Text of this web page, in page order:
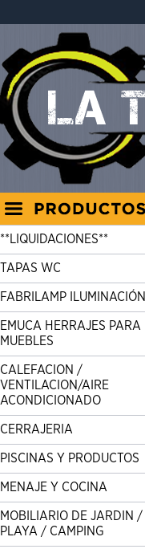
**LIQUIDACIONES**
TAPAS WC
FABRILAMP ILUMINACIÓN
EMUCA HERRAJES PARA
MUEBLES
CALEFACION /
VENTILACION/AIRE
ACONDICIONADO
CERRAJERIA
PISCINAS Y PRODUCTOS
MENAJE Y COCINA
MOBILIARIO DE JARDIN /
PLAYA / CAMPING